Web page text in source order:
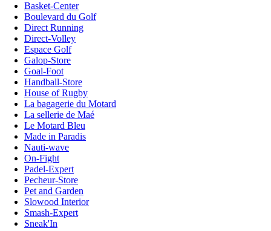
Basket-Center
Boulevard du Golf
Direct Running
Direct-Volley
Espace Golf
Galop-Store
Goal-Foot
Handball-Store
House of Rugby
La bagagerie du Motard
La sellerie de Maé
Le Motard Bleu
Made in Paradis
Nauti-wave
On-Fight
Padel-Expert
Pecheur-Store
Pet and Garden
Slowood Interior
Smash-Expert
Sneak'In